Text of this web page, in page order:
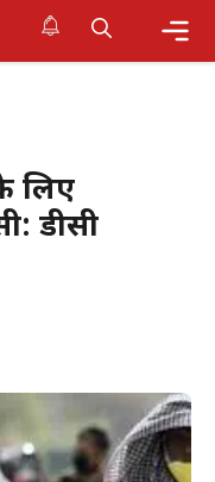
लिए
डीसी